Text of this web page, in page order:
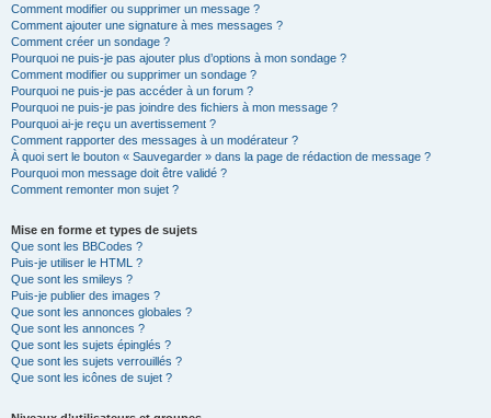
Comment modifier ou supprimer un message ?
Comment ajouter une signature à mes messages ?
Comment créer un sondage ?
Pourquoi ne puis-je pas ajouter plus d’options à mon sondage ?
Comment modifier ou supprimer un sondage ?
Pourquoi ne puis-je pas accéder à un forum ?
Pourquoi ne puis-je pas joindre des fichiers à mon message ?
Pourquoi ai-je reçu un avertissement ?
Comment rapporter des messages à un modérateur ?
À quoi sert le bouton « Sauvegarder » dans la page de rédaction de message ?
Pourquoi mon message doit être validé ?
Comment remonter mon sujet ?
Mise en forme et types de sujets
Que sont les BBCodes ?
Puis-je utiliser le HTML ?
Que sont les smileys ?
Puis-je publier des images ?
Que sont les annonces globales ?
Que sont les annonces ?
Que sont les sujets épinglés ?
Que sont les sujets verrouillés ?
Que sont les icônes de sujet ?